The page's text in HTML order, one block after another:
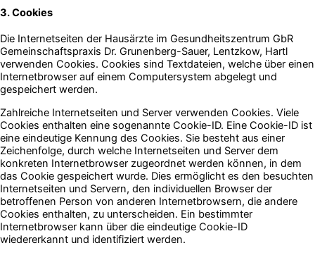
3. Cookies
Die Internetseiten der Hausärzte im Gesundheitszentrum GbR
Gemeinschaftspraxis Dr. Grunenberg-Sauer, Lentzkow, Hartl
verwenden Cookies. Cookies sind Textdateien, welche über einen
Internetbrowser auf einem Computersystem abgelegt und
gespeichert werden.
Zahlreiche Internetseiten und Server verwenden Cookies. Viele
Cookies enthalten eine sogenannte Cookie-ID. Eine Cookie-ID ist
eine eindeutige Kennung des Cookies. Sie besteht aus einer
Zeichenfolge, durch welche Internetseiten und Server dem
konkreten Internetbrowser zugeordnet werden können, in dem
das Cookie gespeichert wurde. Dies ermöglicht es den besuchten
Internetseiten und Servern, den individuellen Browser der
betroffenen Person von anderen Internetbrowsern, die andere
Cookies enthalten, zu unterscheiden. Ein bestimmter
Internetbrowser kann über die eindeutige Cookie-ID
wiedererkannt und identifiziert werden.